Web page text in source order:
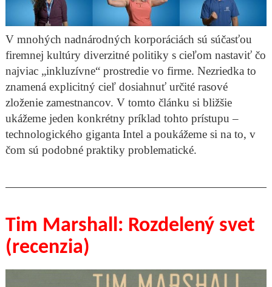
V mnohých nadnárodných korporáciách sú súčasťou
firemnej kultúry diverzitné politiky s cieľom nastaviť čo
najviac „inkluzívne“ prostredie vo firme. Nezriedka to
znamená explicitný cieľ dosiahnuť určité rasové
zloženie zamestnancov. V tomto článku si bližšie
ukážeme jeden konkrétny príklad tohto prístupu –
technologického giganta Intel a poukážeme si na to, v
čom sú podobné praktiky problematické.
Tim Marshall: Rozdelený svet
(recenzia)